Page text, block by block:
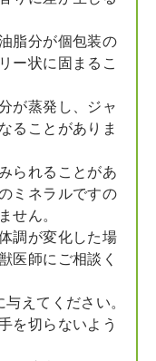
脂分が個包装の
ー状に固まるこ
が蒸発し、ジャ
ることがありま
られることがあ
ミネラルですの
せん。
調が変化した場
医師にご相談く
与えてください。
を切らないよう